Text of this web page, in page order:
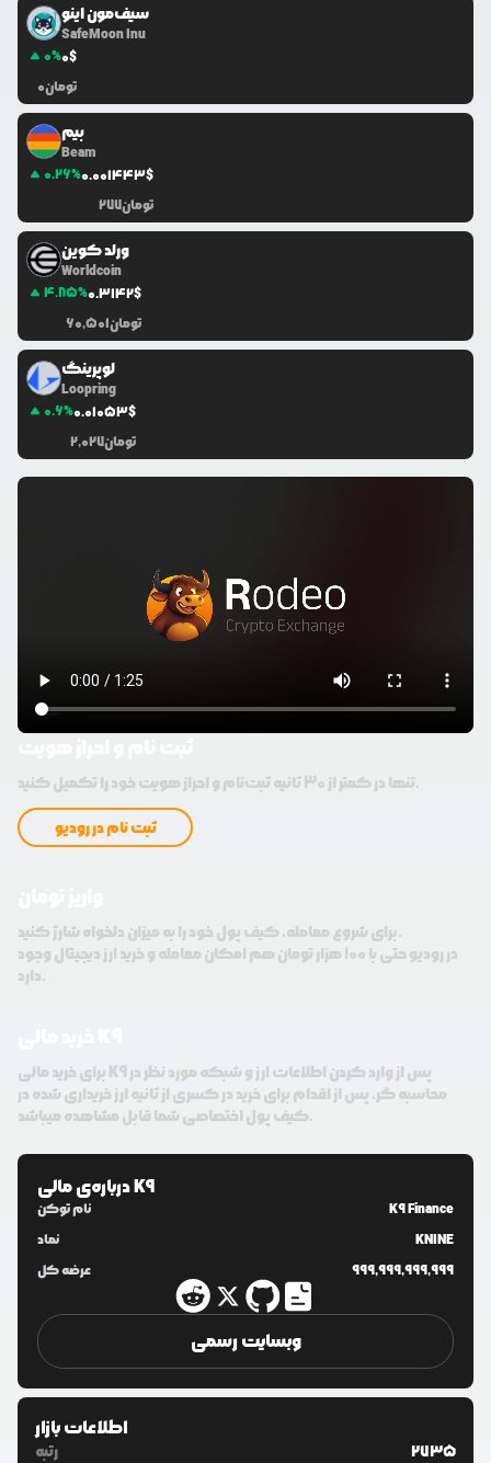
سیف‌مون اینو
SafeMoon Inu
0%0$
0تومان
بیم
Beam
0.26%0.001443$
277تومان
ورلد کوین
Worldcoin
4.85%0.3142$
60,501تومان
لوپرینگ
Loopring
0.6%0.01053$
2,027تومان
تنها در کمتر از 30 ثانیه ثبت‌نام و احراز هویت خود را تکمیل کنید.
ثبت نام در رودیو
برای شروع معامله، کیف پول خود را به میزان دلخواه شارژ کنید.
در رودیو حتی با 100 هزار تومان هم امکان معامله و خرید ارز دیجیتال وجود
دارد.
برای خرید مالی K9 پس از وارد کردن اطلاعات ارز و شبکه مورد نظر در
محاسبه گر، پس از اقدام برای خرید در کسری از ثانیه ارز خریداری شده در
کیف پول اختصاصی شما قابل مشاهده میباشد.
درباره‌یمالی K9
نام توکن
K9 Finance
نماد
KNINE
عرضه کل
999,999,999,999
وبسایت رسمی
اطلاعات بازار
رتبه
2735